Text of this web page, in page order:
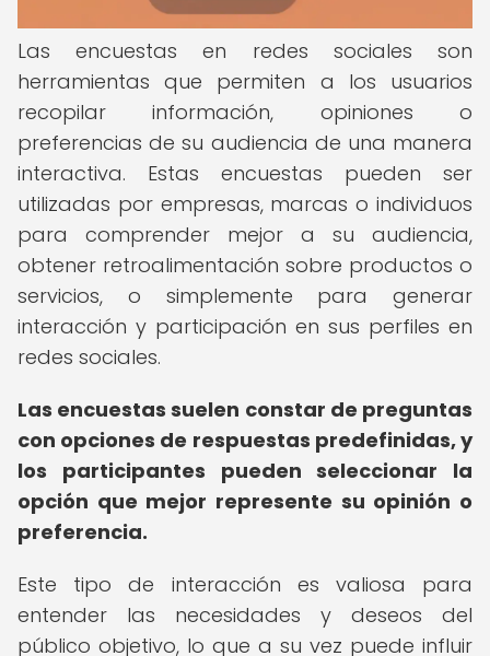
Las encuestas en redes sociales son
herramientas que permiten a los usuarios
recopilar información, opiniones o
preferencias de su audiencia de una manera
interactiva. Estas encuestas pueden ser
utilizadas por empresas, marcas o individuos
para comprender mejor a su audiencia,
obtener retroalimentación sobre productos o
servicios, o simplemente para generar
interacción y participación en sus perfiles en
redes sociales.
Las encuestas suelen constar de preguntas
con opciones de respuestas predefinidas, y
los participantes pueden seleccionar la
opción que mejor represente su opinión o
preferencia.
Este tipo de interacción es valiosa para
entender las necesidades y deseos del
público objetivo, lo que a su vez puede influir